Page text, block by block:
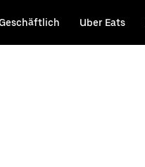
Uber Eats